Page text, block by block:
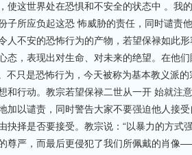
使这世界处在恐惧和不安全的状态中 。我
子所应负起这恐 怖威胁的责任，同时谴责
人不安的恐怖行为的产物，若望保禄如此
态，表现出对生命、对未来的绝望。在他
不只是恐怖行为，今天被称为基本教义派
和行动。教宗若望保禄二世从一开 始就注
加以谴责，同时警告大家不要强迫他人接
抉择是否要接受。教宗说：“以暴力的方式
尊严，而最后更侵犯了我们所佩戴的肖像